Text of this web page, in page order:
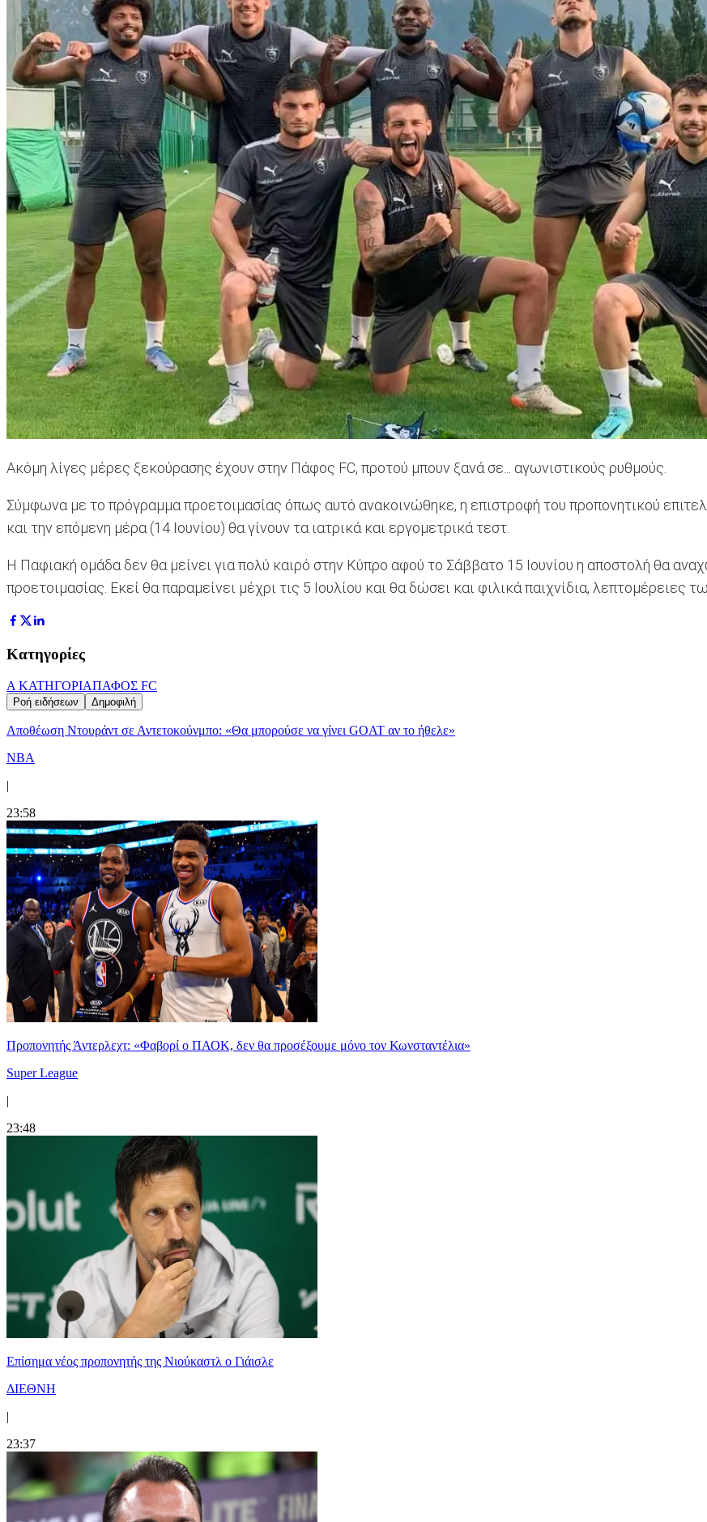
Ακόμη λίγες μέρες ξεκούρασης έχουν στην Πάφος FC, προτού μπουν ξανά σε... αγωνιστικούς ρυθμούς.
Σύμφωνα με το πρόγραμμα προετοιμασίας όπως αυτό ανακοινώθηκε, η επιστροφή του προπονητικού
και την επόμενη μέρα (14 Ιουνίου) θα γίνουν τα ιατρικά και εργομετρικά τεστ.
Η Παφιακή ομάδα δεν θα μείνει για πολύ καιρό στην Κύπρο αφού το Σάββατο 15 Ιουνίου η αποστολή θα
προετοιμασίας. Εκεί θα παραμείνει μέχρι τις 5 Ιουλίου και θα δώσει και φιλικά παιχνίδια,
Κατηγορίες
Α ΚΑΤΗΓΟΡΙΑΠΑΦΟΣ FC
Ροή ειδήσεων Δημοφιλή
Αποθέωση Ντουράντ σε Αντετοκούνμπο: «Θα μπορούσε να γίνει GOAT αν το ήθελε»
NBA
|
23:58
Προπονητής Άντερλεχτ: «Φαβορί ο ΠΑΟΚ, δεν θα προσέξουμε μόνο τον Κωνσταντέλια»
Super League
|
23:48
Επίσημα νέος προπονητής της Νιούκαστλ ο Γιάισλε
ΔΙΕΘΝΗ
|
23:37